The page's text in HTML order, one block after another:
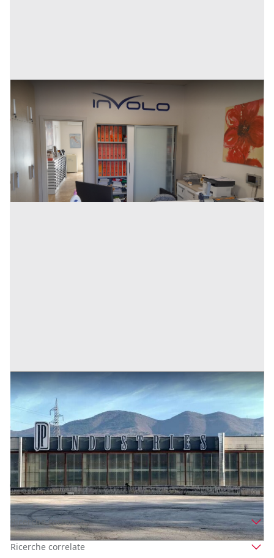
Attività specializzata nella stampa di nastri adesivi
Inserito il: 17/06/2022
Civitanova Marche
(Macerata)
Annuncio scaduto
Prezzo
900.000 €
Codice annuncio: 1942556829
Cessione complesso aziendale società Indelfab
S.p.a.
Inserito il: 20/04/2022
Fabriano (Ancona)
Annuncio scaduto
Prezzo
32.083.383 €
Codice annuncio:1330637298
Ricerche correlate
Ricerche correlate